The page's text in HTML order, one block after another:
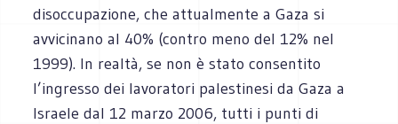
disoccupazione, che attualmente a Gaza si
avvicinano al 40% (contro meno del 12% nel
1999). In realtà, se non è stato consentito
l’ingresso dei lavoratori palestinesi da Gaza a
Israele dal 12 marzo 2006, tutti i punti di